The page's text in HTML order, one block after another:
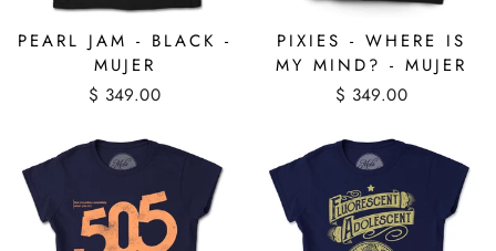
PEARL JAM - BLACK -
MUJER
$ 349.00
PIXIES - WHERE IS
MY MIND? - MUJER
$ 349.00